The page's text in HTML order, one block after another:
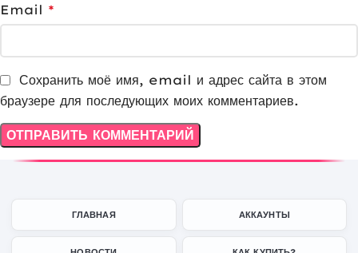
Email *
Сохранить моё имя, email и адрес сайта в этом
браузере для последующих моих комментариев.
ГЛАВНАЯ АККАУНТЫ